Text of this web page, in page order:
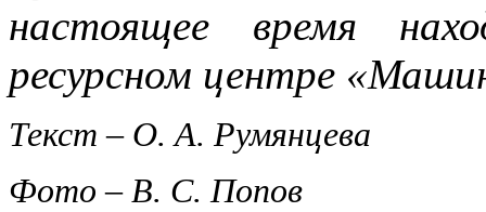
настоящее время
ресурсном центре
Текст – О. А. Румянцева
Фото – В. С. Попов